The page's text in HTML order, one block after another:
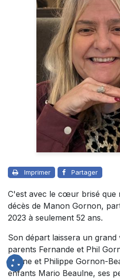
Imprimer Partager
C'est avec le cœur brisé que
décès de Manon Gornon,
2023 à seulement 52 ans.
Son départ laissera un
parents Fernande et Phil
Karine et Philippe Gornon-
enfants Mario Beaulne, ses